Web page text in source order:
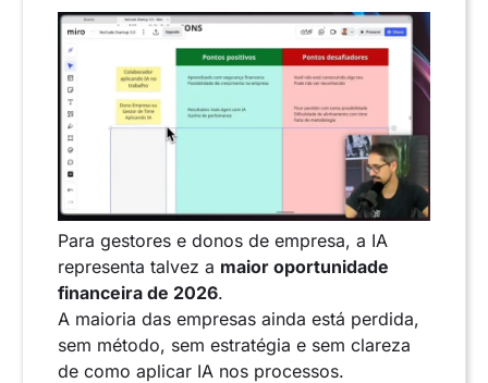
Para gestores e donos de empresa, a IA
representa talvez a maior oportunidade
financeira de 2026.
A maioria das empresas ainda está perdida,
sem método, sem estratégia e sem clareza
de como aplicar IA nos processos.